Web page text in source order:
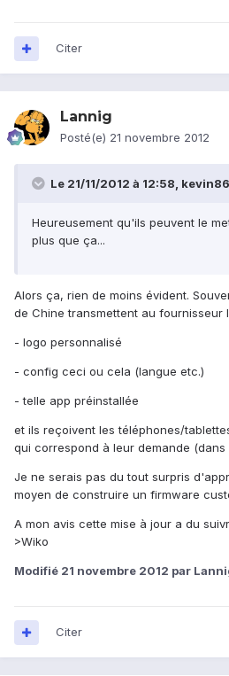
Citer
Lannig
Posté(e) 21 novembre 2012
Le 21/11/2012 à 12:58,
Heureusement qu'ils peuvent le
plus que ça...
Alors ça, rien de moins évident.
de Chine transmettent au fournisseur
- logo personnalisé
- config ceci ou cela (langue etc.)
- telle app préinstallée
et ils reçoivent les téléphones/
qui correspond à leur demande (dans
Je ne serais pas du tout surpris
moyen de construire un firmware
A mon avis cette mise à jour a du
>Wiko
Modifié 21 novembre 2012 par
Citer